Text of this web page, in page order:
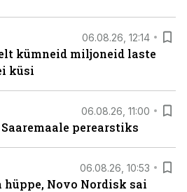
06.08.26, 12:14
kümneid miljoneid laste
küsi
06.08.26, 11:00
perearstiks
06.08.26, 10:53
Novo Nordisk sai